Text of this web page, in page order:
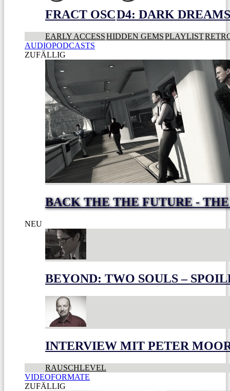
FRACT OSCD4: DARK
EARLY ACCESSHIDDEN GEMSPLAYLIST
AUDIOPODCASTS
ZUFÄLLIG
BACK THE THE FUTURE -
NEU
BEYOND: TWO SOULS –
INTERVIEW MIT PETER
RAUSCHLEVEL
VIDEOFORMATE
ZUFÄLLIG